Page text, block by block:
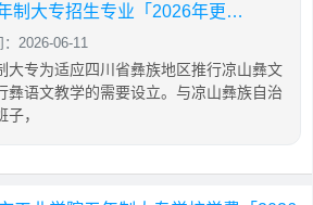
四川省彝文学校五年制大专招生专业「2026年更新」
：2026-06-11
大专为适应四川省彝族地区推行凉山彝文
彝语文教学的需要设立。与凉山彝族自治
，